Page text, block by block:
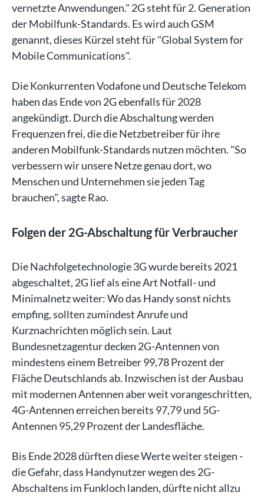
vernetzte Anwendungen." 2G steht für 2. Generation
der Mobilfunk-Standards. Es wird auch GSM
genannt, dieses Kürzel steht für "Global System for
Mobile Communications".
Die Konkurrenten Vodafone und Deutsche Telekom
haben das Ende von 2G ebenfalls für 2028
angekündigt. Durch die Abschaltung werden
Frequenzen frei, die die Netzbetreiber für ihre
anderen Mobilfunk-Standards nutzen möchten. "So
verbessern wir unsere Netze genau dort, wo
Menschen und Unternehmen sie jeden Tag
brauchen", sagte Rao.
Folgen der 2G-Abschaltung für Verbraucher
Die Nachfolgetechnologie 3G wurde bereits 2021
abgeschaltet, 2G lief als eine Art Notfall- und
Minimalnetz weiter: Wo das Handy sonst nichts
empfing, sollten zumindest Anrufe und
Kurznachrichten möglich sein. Laut
Bundesnetzagentur decken 2G-Antennen von
mindestens einem Betreiber 99,78 Prozent der
Fläche Deutschlands ab. Inzwischen ist der Ausbau
mit modernen Antennen aber weit vorangeschritten,
4G-Antennen erreichen bereits 97,79 und 5G-
Antennen 95,29 Prozent der Landesfläche.
Bis Ende 2028 dürften diese Werte weiter steigen -
die Gefahr, dass Handynutzer wegen des 2G-
Abschaltens im Funkloch landen, dürfte nicht allzu